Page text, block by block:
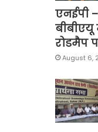
एनईपी
रोडमैप
August 6,